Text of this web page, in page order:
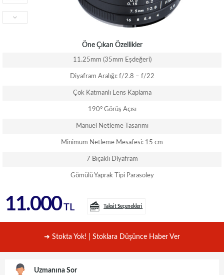
Öne Çıkan Özellikler
11.25mm (35mm Eşdeğeri)
Diyafram Aralığı: f/2.8 – f/22
Çok Katmanlı Lens Kaplama
190° Görüş Açısı
Manuel Netleme Tasarımı
Minimum Netleme Mesafesi: 15 cm
7 Bıçaklı Diyafram
Gömülü Yaprak Tipi Parasoley
11.000TL Taksit Seçenekleri
➜ Stokta Yok! | Stoklara Düşünce Haber Ver
Uzmanına Sor